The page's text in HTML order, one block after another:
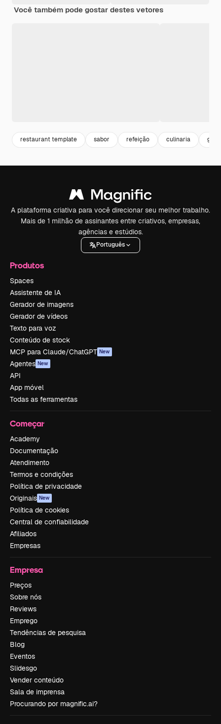
Você também pode gostar destes vetores
restaurant template sabor refeição culinaria
A plataforma criativa para você direcionar seu melhor trabalho.
Mais de 1 milhão de assinantes entre criativos, empresas,
agências e estúdios.
Português
Produtos
Spaces
Assistente de IA
Gerador de imagens
Gerador de vídeos
Texto para voz
Conteúdo de stock
MCP para Claude/ChatGPT New
Agentes New
API
App móvel
Todas as ferramentas
Começar
Academy
Documentação
Atendimento
Termos e condições
Política de privacidade
Originais New
Política de cookies
Central de confiabilidade
Afiliados
Empresas
Empresa
Preços
Sobre nós
Reviews
Emprego
Tendências de pesquisa
Blog
Eventos
Slidesgo
Vender conteúdo
Sala de imprensa
Procurando por magnific.ai?